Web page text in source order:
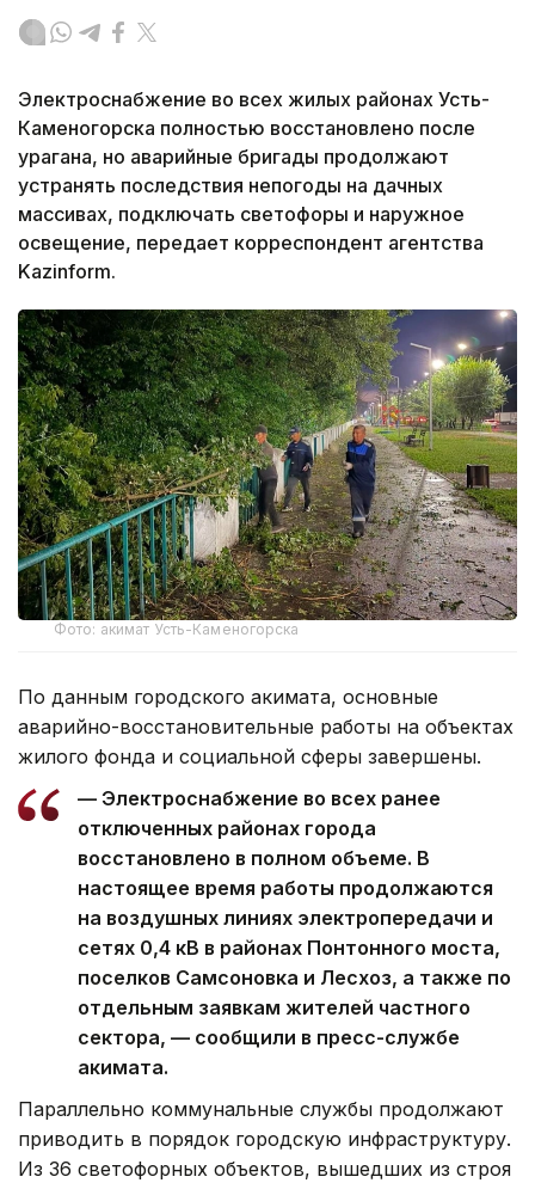
Электроснабжение во всех жилых районах Усть-
Каменогорска полностью восстановлено после
урагана, но аварийные бригады продолжают
устранять последствия непогоды на дачных
массивах, подключать светофоры и наружное
освещение, передает корреспондент агентства
Kazinform.
Фото: акимат Усть-Каменогорска
По данным городского акимата, основные
аварийно-восстановительные работы на объектах
жилого фонда и социальной сферы завершены.
— Электроснабжение во всех ранее
отключенных районах города
восстановлено в полном объеме. В
настоящее время работы продолжаются
на воздушных линиях электропередачи и
сетях 0,4 кВ в районах Понтонного моста,
поселков Самсоновка и Лесхоз, а также по
отдельным заявкам жителей частного
сектора, — сообщили в пресс-службе
акимата.
Параллельно коммунальные службы продолжают
приводить в порядок городскую инфраструктуру.
Из 36 светофорных объектов, вышедших из строя